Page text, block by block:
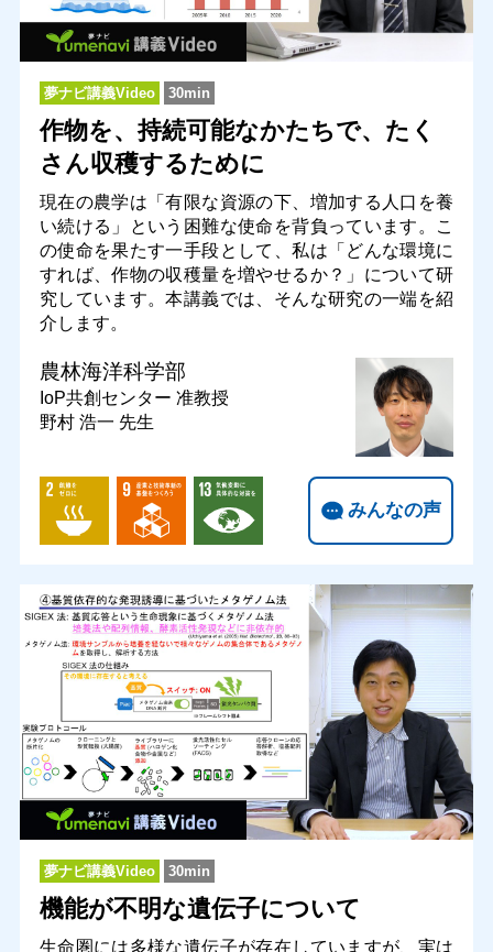
夢ナビ講義Video 30min
作物を、持続可能なかたちで、たく
さん収穫するために
現在の農学は「有限な資源の下、増加する人口を養
い続ける」という困難な使命を背負っています。こ
の使命を果たす一手段として、私は「どんな環境に
すれば、作物の収穫量を増やせるか？」について研
究しています。本講義では、そんな研究の一端を紹
介します。
農林海洋科学部
IoP共創センター 准教授
野村 浩一 先生
みんなの声
夢ナビ講義Video 30min
機能が不明な遺伝子について
生命圏には多様な遺伝子が存在していますが、実は